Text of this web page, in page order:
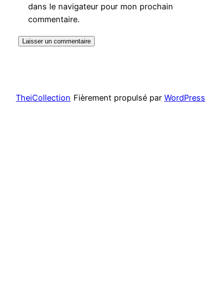
dans le navigateur pour mon prochain
commentaire.
TheiCollection Fièrement propulsé par WordPress